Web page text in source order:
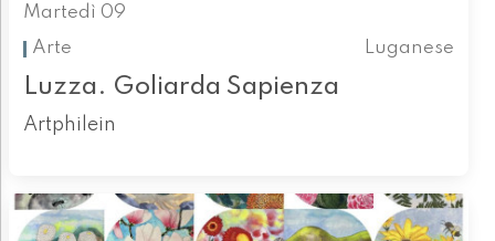
Martedì 09
Arte
Luganese
Luzza. Goliarda Sapienza
Artphilein